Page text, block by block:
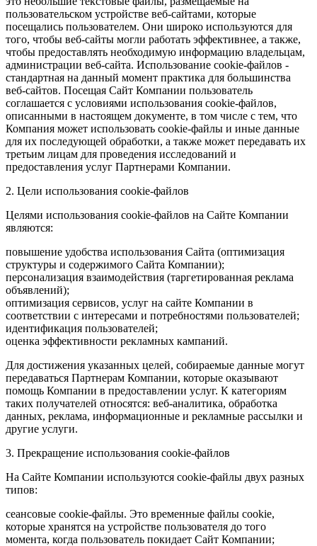
пользовательском устройстве веб-сайтами, которые
посещались пользователем. Они широко используются для
того, чтобы веб-сайты могли работать эффективнее, а также,
чтобы предоставлять необходимую информацию владельцам,
администрации веб-сайта. Использование cookie-файлов -
стандартная на данный момент практика для большинства
веб-сайтов. Посещая Сайт Компании пользователь
соглашается с условиями использования cookie-файлов,
описанными в настоящем документе, в том числе с тем, что
Компания может использовать cookie-файлы и иные данные
для их последующей обработки, а также может передавать их
третьим лицам для проведения исследований и
предоставления услуг Партнерами Компании.
2. Цели использования cookie-файлов
Целями использования cookie-файлов на Сайте Компании
являются:
повышение удобства использования Сайта (оптимизация
структуры и содержимого Сайта Компании);
персонализация взаимодействия (таргетированная реклама
объявлений);
оптимизация сервисов, услуг на сайте Компании в
соответствии с интересами и потребностями пользователей;
идентификация пользователей;
оценка эффективности рекламных кампаний.
Для достижения указанных целей, собираемые данные могут
передаваться Партнерам Компании, которые оказывают
помощь Компании в предоставлении услуг. К категориям
таких получателей относятся: веб-аналитика, обработка
данных, реклама, информационные и рекламные рассылки и
другие услуги.
3. Прекращение использования cookie-файлов
На Сайте Компании используются cookie-файлы двух разных
типов:
сеансовые cookie-файлы. Это временные файлы cookie,
которые хранятся на устройстве пользователя до того
момента, когда пользователь покидает Сайт Компании;